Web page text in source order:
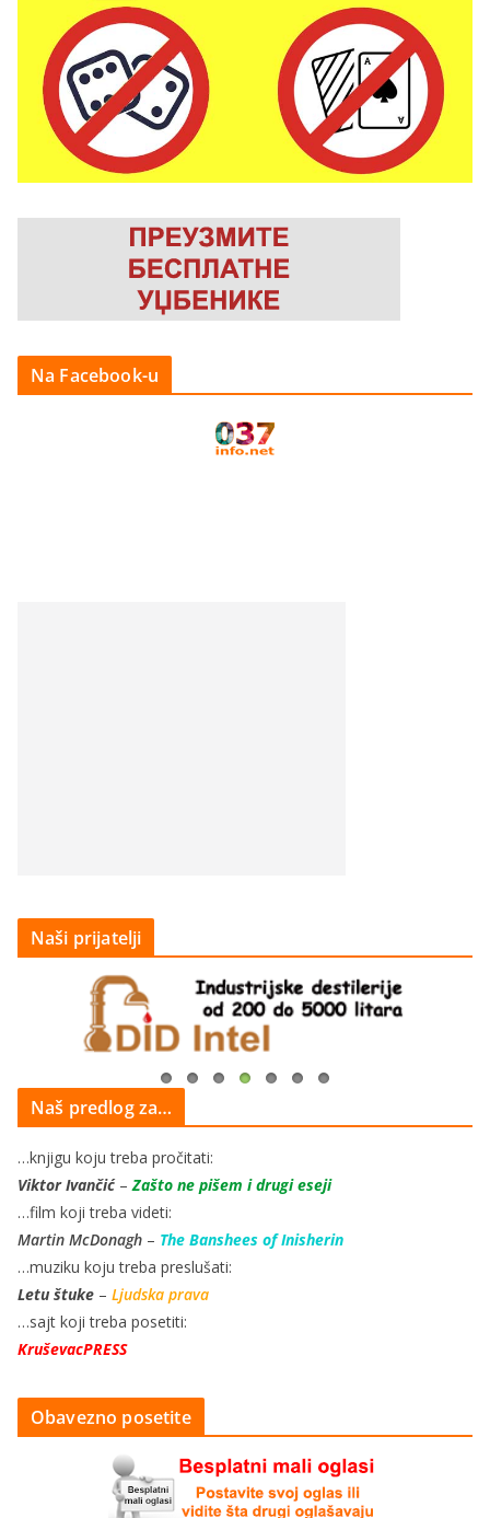
Na Facebook-u
Naši prijatelji
Naš predlog za…
…knjigu koju treba pročitati:
Viktor Ivančić–Zašto ne pišem i drugi eseji
…film koji treba videti:
Martin McDonagh – The Banshees of Inisherin
…muziku koju treba preslušati:
Letu štuke – Ljudska prava
…sajt koji treba posetiti:
KruševacPRESS
Obavezno posetite